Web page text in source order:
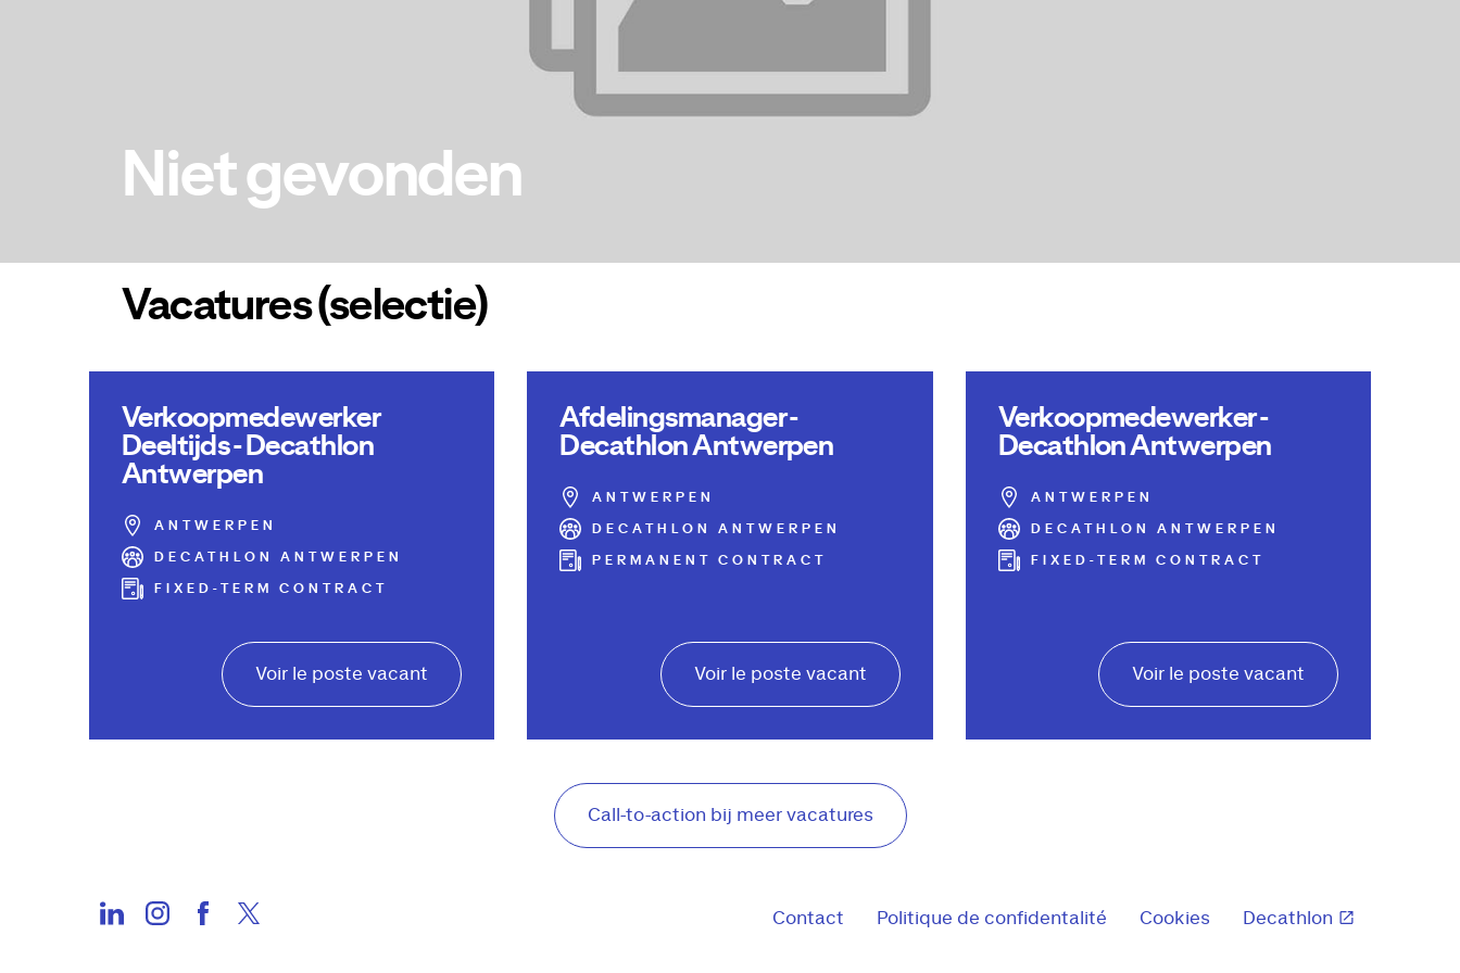
Niet gevonden
Vacatures (selectie)
Verkoopmedewerker
Deeltijds - Decathlon
Antwerpen
ANTWERPEN
DECATHLON ANTWERPEN
FIXED-TERM CONTRACT
Voir le poste vacant
Afdelingsmanager -
Decathlon Antwerpen
ANTWERPEN
DECATHLON ANTWERPEN
PERMANENT CONTRACT
Voir le poste vacant
Verkoopmedewerker -
Decathlon Antwerpen
ANTWERPEN
DECATHLON ANTWERPEN
FIXED-TERM CONTRACT
Voir le poste vacant
Call-to-action bij meer vacatures
Contact Politique de confidentalité Cookies Decathlon